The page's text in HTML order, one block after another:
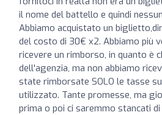
il nome del battello e quindi
Abbiamo acquistato un
del costo di 30€ x2. Abbiamo più
ricevere un rimborso, in quanto è
dell'agenzia, ma non abbiamo
state rimborsate SOLO le tasse
utilizzato. Tante promesse, ma
prima o poi ci saremmo stancati